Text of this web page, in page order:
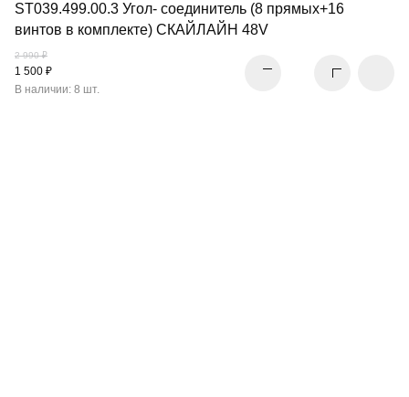
ST039.499.00.3 Угол- соединитель (8 прямых+16
винтов в комплекте) СКАЙЛАЙН 48V
2 990 ₽
1 500 ₽
В наличии: 8 шт.